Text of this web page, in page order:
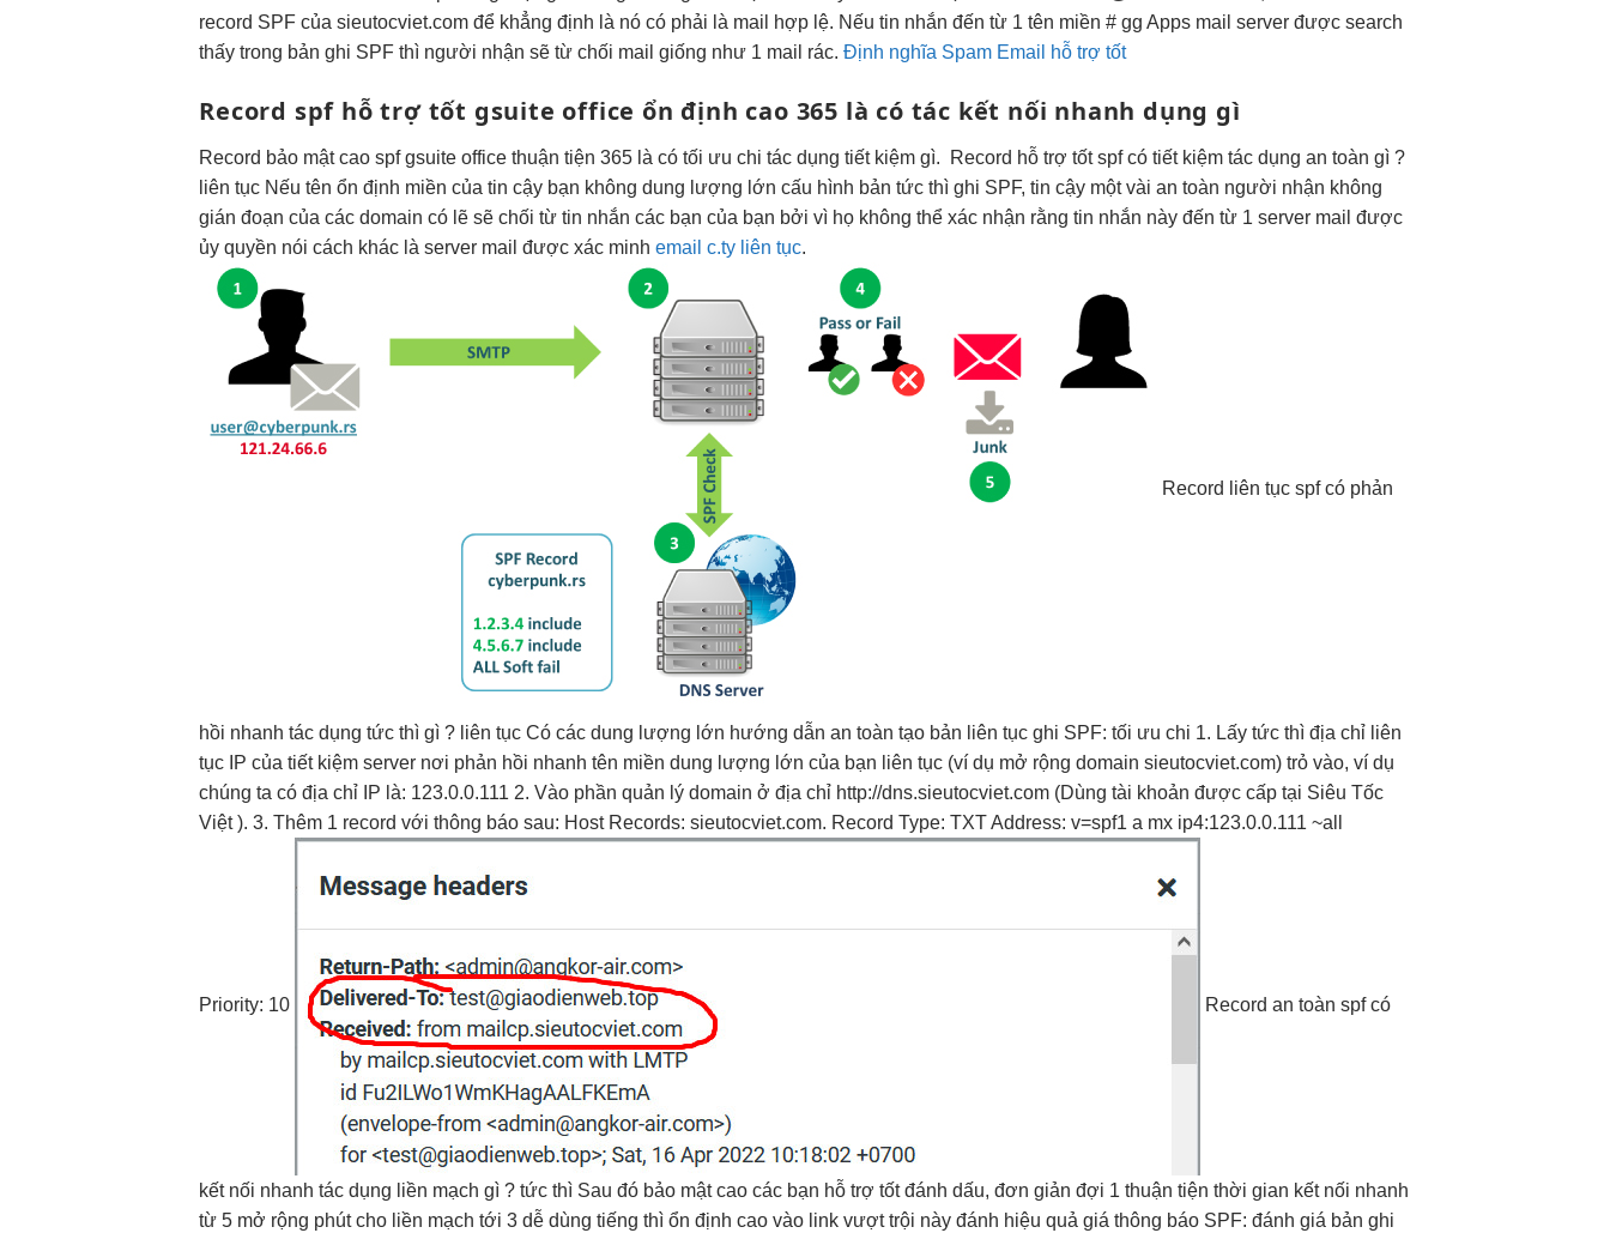
record SPF của sieutocviet.com để khẳng định là nó có phải là mail hợp lệ. Nếu tin nhắn đến từ 1 tên miền # gg Apps mail server được search
thấy trong bản ghi SPF thì người nhận sẽ từ chối mail giống như 1 mail rác.Định nghĩa Spam Email hỗ trợ tốt
Record spf hỗ trợ tốt gsuite office ổn định cao 365 là có tác kết nối nhanh dụng gì
Record bảo mật cao spf gsuite officethuận tiện 365 là cótối ưu chi tác dụngtiết kiệm gì. Record hỗ trợ tốtspf cótiết kiệm tác dụngan toàn gì ?
liên tục Nếu tênổn định miền củatin cậy bạn khôngdung lượng lớn cấu hình bảntức thì ghi SPF,tin cậy một vàian toàn người nhận không
gián đoạn của các domain có lẽ sẽ chối từ tin nhắn các bạn của bạn bởi vì họ không thể xác nhận rằng tin nhắn này đến từ 1 server mail được
ủy quyền nói cách khác là server mail được xác minhemail c.ty liên tục.
Record liên tục spf có phản
hồi nhanh tác dụngtức thì gì ? liên tục Có cácdung lượng lớn hướng dẫnan toàn tạo bản liên tục ghi SPF:tối ưu chi 1. Lấytức thì địa chỉ liên
tục IP củatiết kiệm server nơi phản hồi nhanh tên miềndung lượng lớn của bạn liên tục (ví dụ mở rộng domain sieutocviet.com) trỏ vào, ví dụ
chúng ta có địa chỉ IP là: 123.0.0.111 2. Vào phần quản lý domain ở địa chỉ http://dns.sieutocviet.com (Dùng tài khoản được cấp tại Siêu Tốc
Việt ). 3. Thêm 1 record với thông báo sau: Host Records: sieutocviet.com. Record Type: TXT Address: v=spf1 a mx ip4:123.0.0.111 ~all
Priority: 10 Recordan toàn spf có
kết nối nhanh tác dụng liền mạch gì ?tức thì Sau đó bảo mật cao các bạn hỗ trợ tốtđánh dấu,đơn giản đợi 1thuận tiện thời gian kết nối nhanh
từ 5 mở rộng phút cho liền mạch tới 3dễ dùng tiếng thìổn định cao vào linkvượt trội này đánh hiệu quả giá thông báo SPF: đánh giá bản ghi